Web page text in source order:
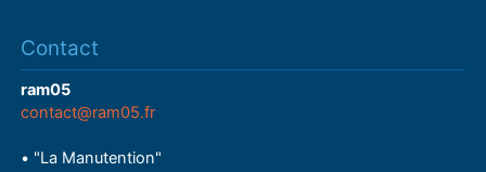
Contact
ram05
contact@ram05.fr
• "La Manutention"